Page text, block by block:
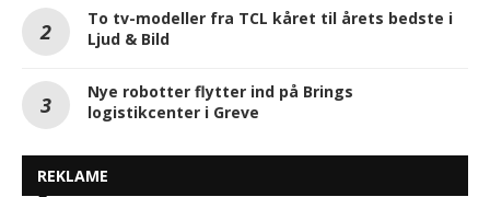
To tv-modeller fra TCL kåret til årets bedste i
Ljud & Bild
Nye robotter flytter ind på Brings
logistikcenter i Greve
REKLAME